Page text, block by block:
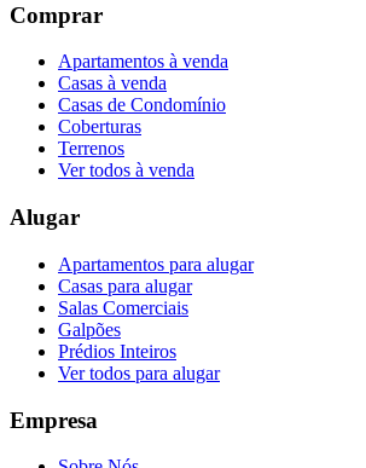
Comprar
Apartamentos à venda
Casas à venda
Casas de Condomínio
Coberturas
Terrenos
Ver todos à venda
Alugar
Apartamentos para alugar
Casas para alugar
Salas Comerciais
Galpões
Prédios Inteiros
Ver todos para alugar
Empresa